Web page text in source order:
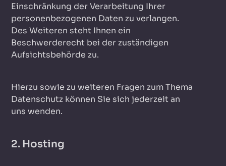
Einschränkung der Verarbeitung Ihrer
personenbezogenen Daten zu verlangen.
Des Weiteren steht Ihnen ein
Beschwerderecht bei der zuständigen
Aufsichtsbehörde zu.
Hierzu sowie zu weiteren Fragen zum Thema
Datenschutz können Sie sich jederzeit an
uns wenden.
2. Hosting